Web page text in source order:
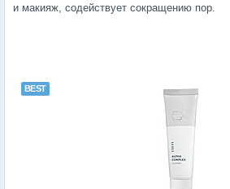
и макияж, содействует сокращению пор.